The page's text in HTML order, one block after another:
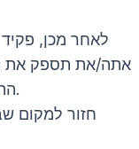
לאחר מכן,
אתה/את תספק את
ההרשמה של 15 אירו, ותקבל קבלה.
חזור למקום